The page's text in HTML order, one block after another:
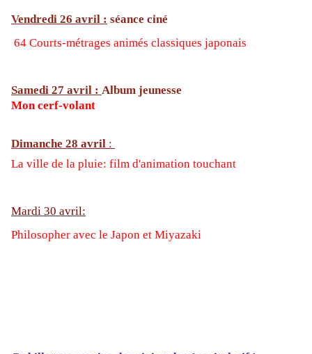
Vendredi 26 avril : séance ciné
64 Courts-métrages animés classiques japonais
Samedi 27 avril : Album jeunesse
Mon cerf-volant
Dimanche 28 avril :
La ville de la pluie: film d'animation touchant
Mardi 30 avril:
Philosopher avec le Japon et Miyazaki